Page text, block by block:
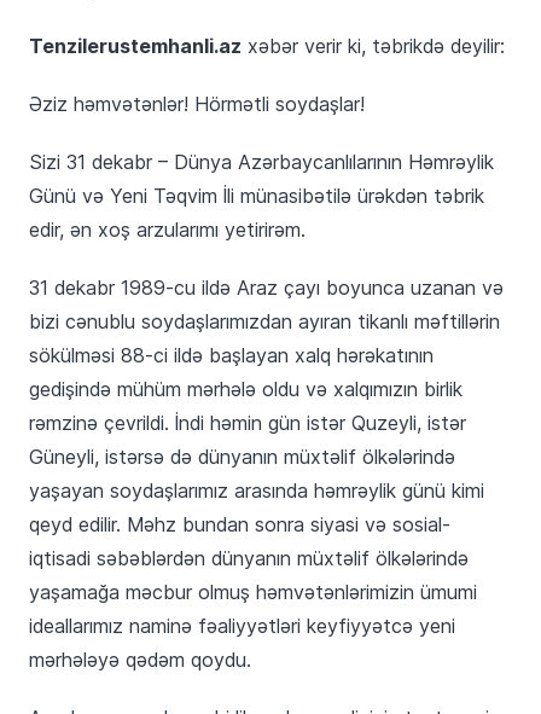
Tenzilerustemhanli.az xəbər verir ki, təbrikdə deyilir:
Əziz həmvətənlər! Hörmətli soydaşlar!
Sizi 31 dekabr – Dünya Azərbaycanlılarının Həmrəylik
Günü və Yeni Təqvim İli münasibətilə ürəkdən təbrik
edir, ən xoş arzularımı yetirirəm.
31 dekabr 1989-cu ildə Araz çayı boyunca uzanan və
bizi cənublu soydaşlarımızdan ayıran tikanlı məftillərin
sökülməsi 88-ci ildə başlayan xalq hərəkatının
gedişində mühüm mərhələ oldu və xalqımızın birlik
rəmzinə çevrildi. İndi həmin gün istər Quzeyli, istər
Güneyli, istərsə də dünyanın müxtəlif ölkələrində
yaşayan soydaşlarımız arasında həmrəylik günü kimi
qeyd edilir. Məhz bundan sonra siyasi və sosial-
iqtisadi səbəblərdən dünyanın müxtəlif ölkələrində
yaşamağa məcbur olmuş həmvətənlərimizin ümumi
ideallarımız naminə fəaliyyətləri keyfiyyətcə yeni
mərhələyə qədəm qoydu.